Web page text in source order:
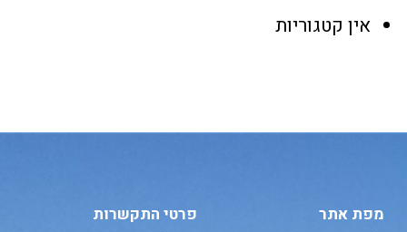
אין קטגוריות
מפת אתר פרטי התקשרות